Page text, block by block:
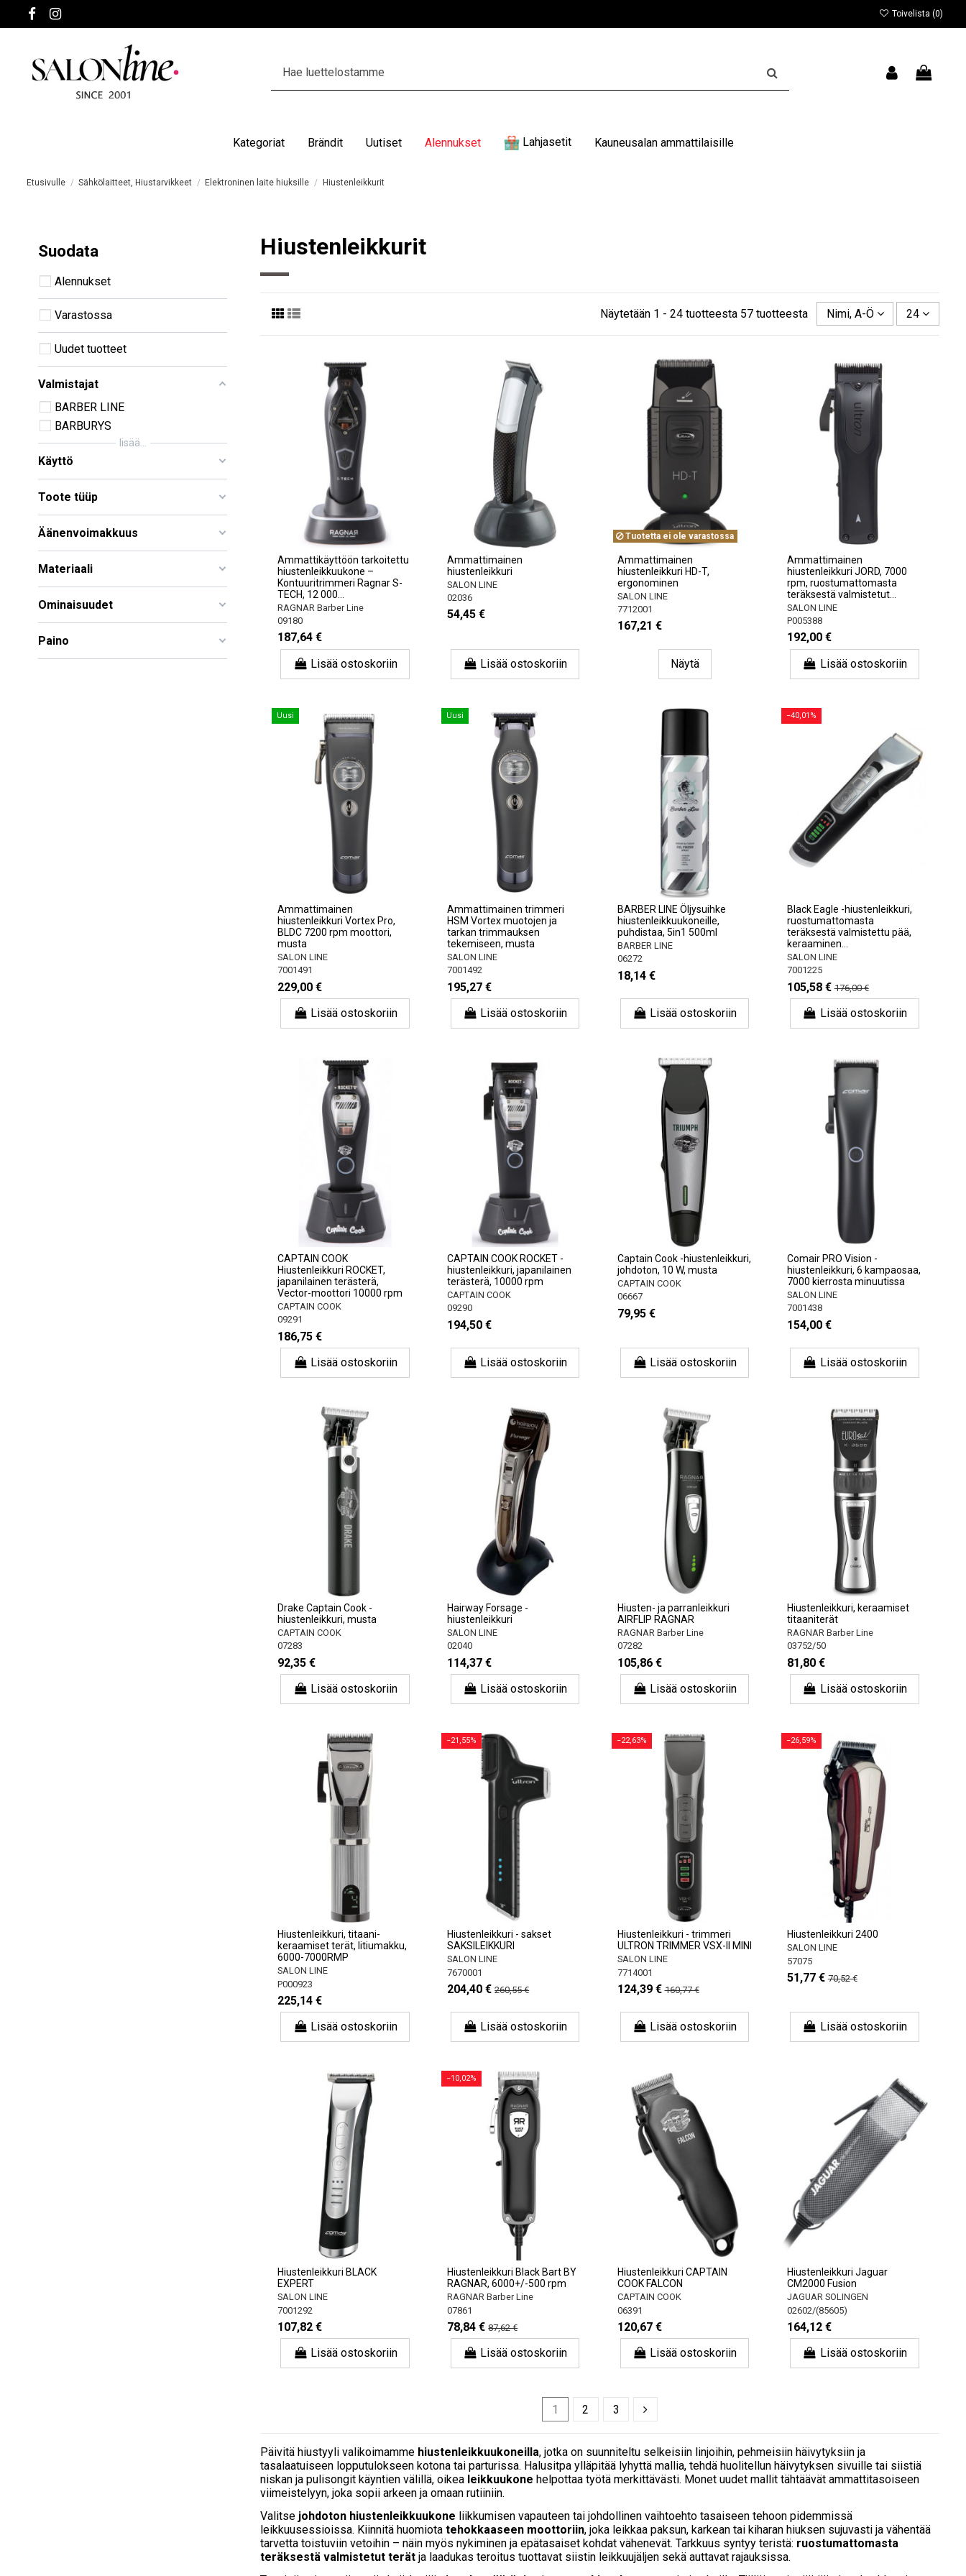
Toivelista (0)
Kategoriat Brändit Uutiset Alennukset Lahjasetit Kauneusalan ammattilaisille
Etusivulle Sähkölaitteet, Hiustarvikkeet Elektroninen laite hiuksille Hiustenleikkurit
Hiustenleikkurit
Näytetään 1 - 24 tuotteesta 57 tuotteesta Nimi, A-Ö 24
Ammattikäyttöön tarkoitettu
hiustenleikkuukone –
Kontuuritrimmeri Ragnar S-
TECH, 12 000...
RAGNAR Barber Line
09180
187,64 €
Lisää ostoskoriin
Ammattimainen
hiustenleikkuri
SALON LINE
02036
54,45 €
Lisää ostoskoriin
Tuotetta ei ole varastossa
Ammattimainen
hiustenleikkuri HD-T,
ergonominen
SALON LINE
7712001
167,21 €
Näytä
Ammattimainen
hiustenleikkuri JORD, 7000
rpm, ruostumattomasta
teräksestä valmistetut...
SALON LINE
P005388
192,00 €
Lisää ostoskoriin
Uusi
Ammattimainen
hiustenleikkuri Vortex Pro,
BLDC 7200 rpm moottori,
musta
SALON LINE
7001491
229,00 €
Lisää ostoskoriin
Uusi
Ammattimainen trimmeri
HSM Vortex muotojen ja
tarkan trimmauksen
tekemiseen, musta
SALON LINE
7001492
195,27 €
Lisää ostoskoriin
BARBER LINE Öljysuihke
hiustenleikkuukoneille,
puhdistaa, 5in1 500ml
BARBER LINE
06272
18,14 €
Lisää ostoskoriin
−40,01%
Black Eagle -hiustenleikkuri,
ruostumattomasta
teräksestä valmistettu pää,
keraaminen...
SALON LINE
7001225
105,58 € 176,00 €
Lisää ostoskoriin
CAPTAIN COOK
Hiustenleikkuri ROCKET,
japanilainen terästerä,
Vector-moottori 10000 rpm
CAPTAIN COOK
09291
186,75 €
Lisää ostoskoriin
CAPTAIN COOK ROCKET -
hiustenleikkuri, japanilainen
terästerä, 10000 rpm
CAPTAIN COOK
09290
194,50 €
Lisää ostoskoriin
Captain Cook -hiustenleikkuri,
johdoton, 10 W, musta
CAPTAIN COOK
06667
79,95 €
Lisää ostoskoriin
Comair PRO Vision -
hiustenleikkuri, 6 kampaosaa,
7000 kierrosta minuutissa
SALON LINE
7001438
154,00 €
Lisää ostoskoriin
Drake Captain Cook -
hiustenleikkuri, musta
CAPTAIN COOK
07283
92,35 €
Lisää ostoskoriin
Hairway Forsage -
hiustenleikkuri
SALON LINE
02040
114,37 €
Lisää ostoskoriin
Hiusten- ja parranleikkuri
AIRFLIP RAGNAR
RAGNAR Barber Line
07282
105,86 €
Lisää ostoskoriin
Hiustenleikkuri, keraamiset
titaaniterät
RAGNAR Barber Line
03752/50
81,80 €
Lisää ostoskoriin
Hiustenleikkuri, titaani-
keraamiset terät, litiumakku,
6000-7000RMP
SALON LINE
P000923
225,14 €
Lisää ostoskoriin
−21,55%
Hiustenleikkuri - sakset
SAKSILEIKKURI
SALON LINE
7670001
204,40 € 260,55 €
Lisää ostoskoriin
−22,63%
Hiustenleikkuri - trimmeri
ULTRON TRIMMER VSX-II MINI
SALON LINE
7714001
124,39 € 160,77 €
Lisää ostoskoriin
−26,59%
Hiustenleikkuri 2400
SALON LINE
57075
51,77 € 70,52 €
Lisää ostoskoriin
Hiustenleikkuri BLACK
EXPERT
SALON LINE
7001292
107,82 €
Lisää ostoskoriin
−10,02%
Hiustenleikkuri Black Bart BY
RAGNAR, 6000+/-500 rpm
RAGNAR Barber Line
07861
78,84 € 87,62 €
Lisää ostoskoriin
Hiustenleikkuri CAPTAIN
COOK FALCON
CAPTAIN COOK
06391
120,67 €
Lisää ostoskoriin
Hiustenleikkuri Jaguar
CM2000 Fusion
JAGUAR SOLINGEN
02602/(85605)
164,12 €
Lisää ostoskoriin
1 2 3
Päivitä hiustyyli valikoimamme hiustenleikkuukoneilla, jotka on suunniteltu selkeisiin linjoihin, pehmeisiin häivytyksiin ja
tasalaatuiseen lopputulokseen kotona tai parturissa. Halusitpa ylläpitää lyhyttä mallia, tehdä huolitellun häivytyksen sivuille tai siistiä
niskan ja pulisongit käyntien välillä, oikea leikkuukone helpottaa työtä merkittävästi. Monet uudet mallit tähtäävät ammattitasoiseen
viimeistelyyn, joka sopii arkeen ja omaan rutiiniin.
Valitse johdoton hiustenleikkuukone liikkumisen vapauteen tai johdollinen vaihtoehto tasaiseen tehoon pidemmissä
leikkuusessioissa. Kiinnitä huomiota tehokkaaseen moottoriin, joka leikkaa paksun, karkean tai kiharan hiuksen sujuvasti ja vähentää
tarvetta toistuviin vetoihin – näin myös nykiminen ja epätasaiset kohdat vähenevät. Tarkkuus syntyy teristä: ruostumattomasta
teräksestä valmistetut terät ja laadukas teroitus tuottavat siistin leikkuujäljen sekä auttavat rajauksissa.
Suodata
Alennukset
Varastossa
Uudet tuotteet
Valmistajat
BARBER LINE
BARBURYS
lisää...
Käyttö
Toote tüüp
Äänenvoimakkuus
Materiaali
Ominaisuudet
Paino